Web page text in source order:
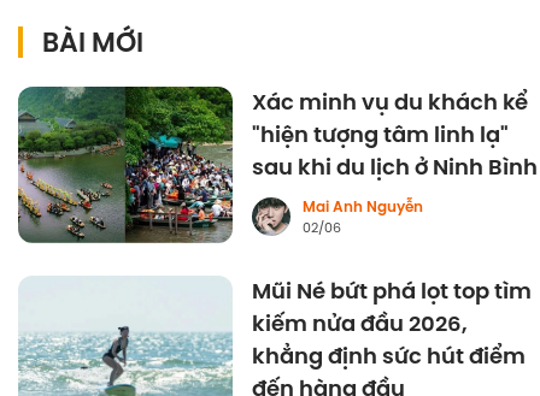
BÀI MỚI
Xác minh vụ du khách kể
"hiện tượng tâm linh lạ"
sau khi du lịch ở Ninh Bình
Mai Anh Nguyễn
02/06
Mũi Né bứt phá lọt top tìm
kiếm nửa đầu 2026,
khẳng định sức hút điểm
đến hàng đầu